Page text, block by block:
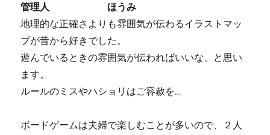
管理人 ほうみ
地理的な正確さよりも雰囲気が伝わるイラストマッ
プが昔から好きでした。
遊んでいるときの雰囲気が伝わればいいな、と思い
ます。
ルールのミスやハショリはご容赦を…
ボードゲームは夫婦で楽しむことが多いので、２人